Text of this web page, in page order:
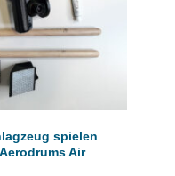
spielen
Air